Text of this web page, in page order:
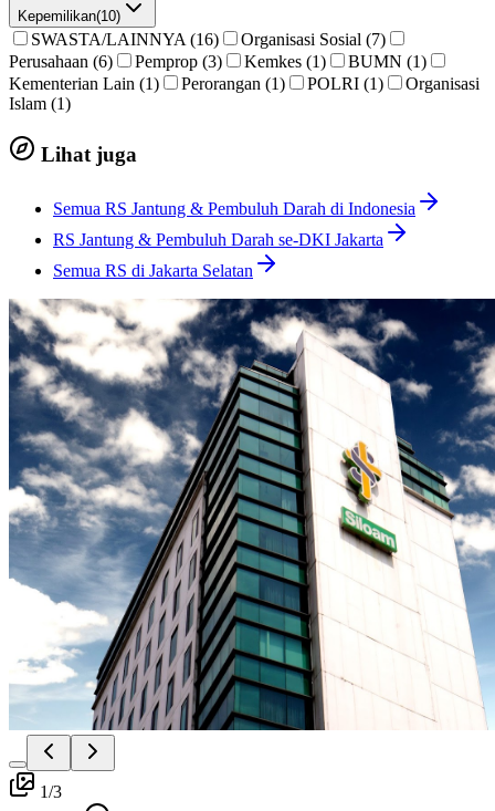
Kepemilikan(10)
SWASTA/LAINNYA (16)
Organisasi Sosial (7)
Perusahaan (6)
Pemprop (3) Kemkes (1)
BUMN (1)
Kementerian Lain (1)
Perorangan (1) POLRI (1)
Organisasi
Islam (1)
Lihat juga
Semua RS Jantung & Pembuluh Darah di Indonesia
RS Jantung & Pembuluh Darah se-DKI Jakarta
Semua RS di Jakarta Selatan
1/3